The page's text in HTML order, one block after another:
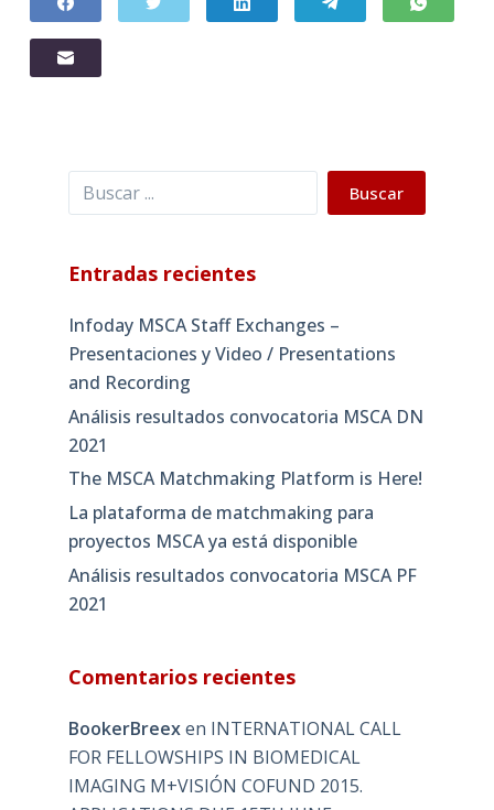
Buscar Buscar
Entradas recientes
Infoday MSCA Staff Exchanges –
Presentaciones y Video / Presentations
and Recording
Análisis resultados convocatoria MSCA DN
2021
The MSCA Matchmaking Platform is Here!
La plataforma de matchmaking para
proyectos MSCA ya está disponible
Análisis resultados convocatoria MSCA PF
2021
Comentarios recientes
BookerBreexen INTERNATIONAL CALL
FOR FELLOWSHIPS IN BIOMEDICAL
IMAGING M+VISIÓN COFUND 2015.